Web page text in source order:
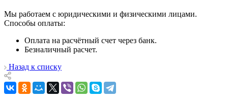
Мы работаем с юридическими и физическими лицами.
Способы оплаты:
Оплата на расчётный счет через банк.
Безналичный расчет.
Назад к списку